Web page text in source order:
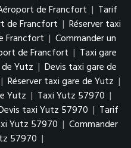
de Francfort | Tarif
de Francfort | Réserver taxi
Francfort | Commander un
de Francfort | Taxi gare
Yutz | Devis taxi gare de
| Réserver taxi gare de Yutz |
Yutz | Taxi Yutz 57970 |
taxi Yutz 57970 | Tarif
Yutz 57970 | Commander
57970 |